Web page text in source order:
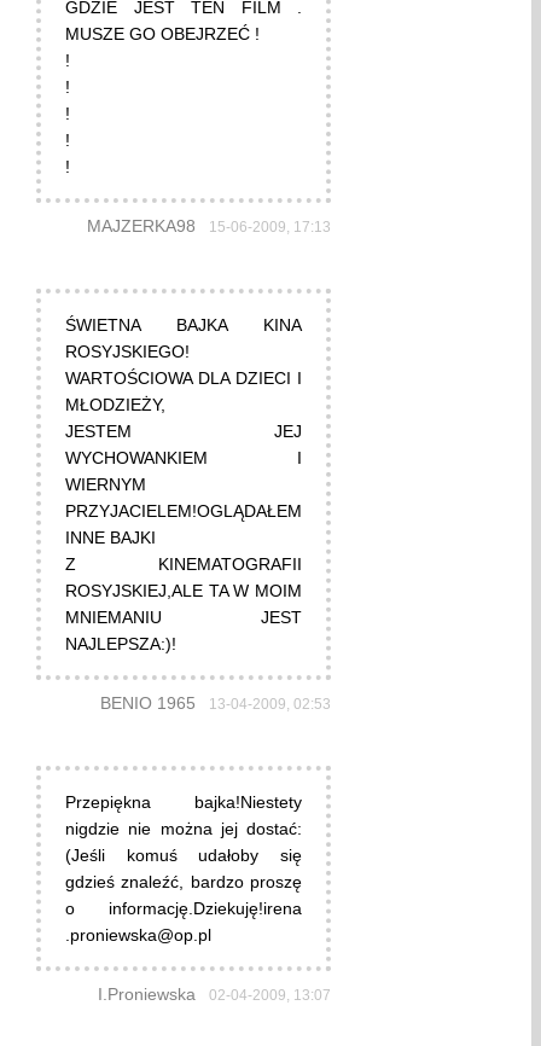
GDZIE JEST TEN FILM .
MUSZE GO OBEJRZEĆ !
!
!
!
!
!
MAJZERKA98 15-06-2009, 17:13
ŚWIETNA BAJKA KINA
ROSYJSKIEGO!
WARTOŚCIOWA DLA DZIECI I
MŁODZIEŻY,
JESTEM JEJ
WYCHOWANKIEM I
WIERNYM
PRZYJACIELEM!OGLĄDAŁEM
INNE BAJKI
Z KINEMATOGRAFII
ROSYJSKIEJ,ALE TA W MOIM
MNIEMANIU JEST
NAJLEPSZA:)!
BENIO 1965 13-04-2009, 02:53
Przepiękna bajka!Niestety
nigdzie nie można jej dostać:
(Jeśli komuś udałoby się
gdzieś znaleźć, bardzo proszę
o informację.Dziekuję!irena
.proniewska@op.pl
I.Proniewska 02-04-2009, 13:07